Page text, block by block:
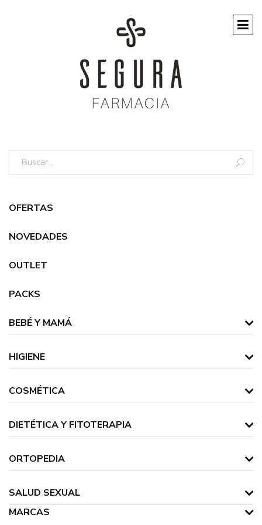
OFERTAS
NOVEDADES
OUTLET
PACKS
BEBÉ Y MAMÁ
HIGIENE
COSMÉTICA
DIETÉTICA Y FITOTERAPIA
ORTOPEDIA
SALUD SEXUAL
MARCAS